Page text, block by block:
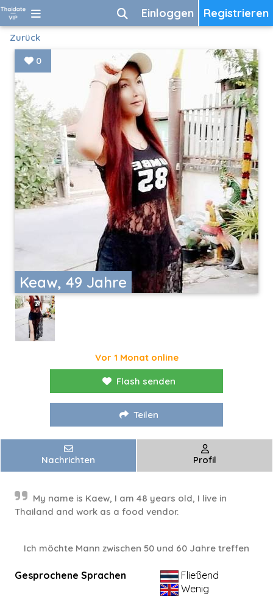
Registrieren
Einloggen
Zurück
Keaw, 49 Jahre
0
Vor 1 Monat online
Flash senden
Teilen
Nachrichten Profil
My name is Kaew, I am 48 years old, I live in
Thailand and work as a food vendor.
Ich möchte Mann zwischen 50 und 60 Jahre treffen
Gesprochene Sprachen
Fließend
Wenig